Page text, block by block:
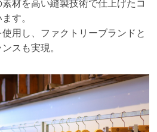
素材を高い縫製技術で仕上げたコ
す。
用し、ファクトリーブランドと
ンスも実現。